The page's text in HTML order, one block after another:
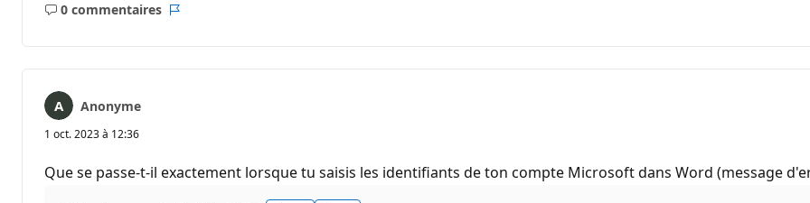
0 commentaires
Aucun
Anonyme
1 oct. 2023 à 12:36
Que se passe-t-il exactement lorsque tu saisis les identifiants de ton compte Microsoft dans Word (message